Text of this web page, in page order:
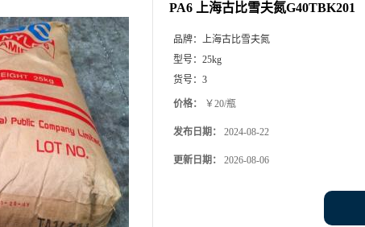
PA6 上海古比雪夫氮G40TBK201
品牌： 上海古比雪夫氮
型号： 25kg
货号： 3
价格： ￥20/瓶
发布日期： 2024-08-22
更新日期： 2026-08-06